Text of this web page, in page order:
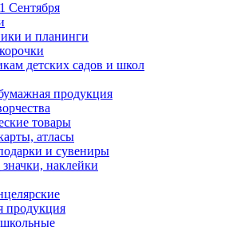
Сентября
и планинги
детских садов и школ
продукция
товары
атласы
и сувениры
наклейки
продукция